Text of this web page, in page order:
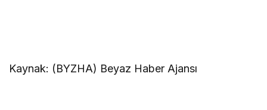
Kaynak: (BYZHA) Beyaz Haber Ajansı